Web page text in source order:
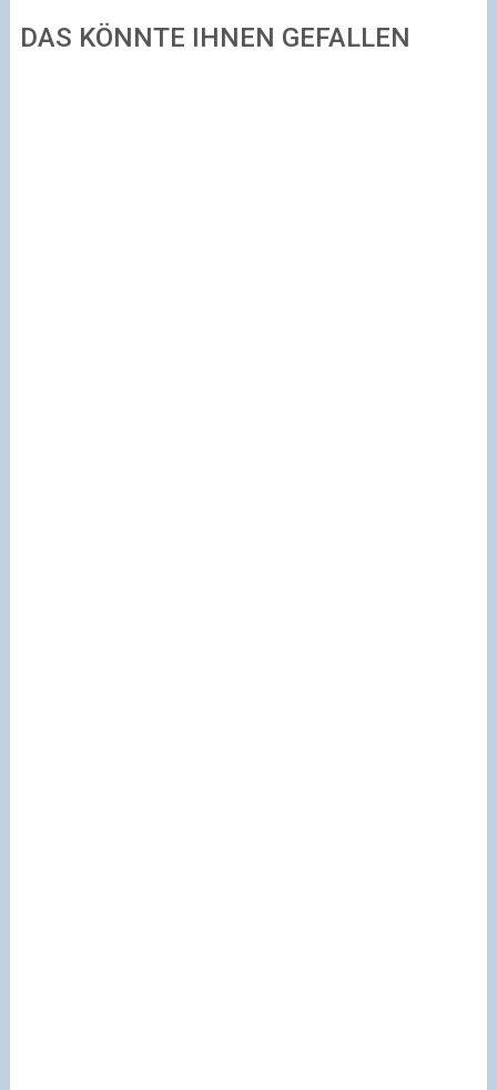
DAS KÖNNTE IHNEN GEFALLEN